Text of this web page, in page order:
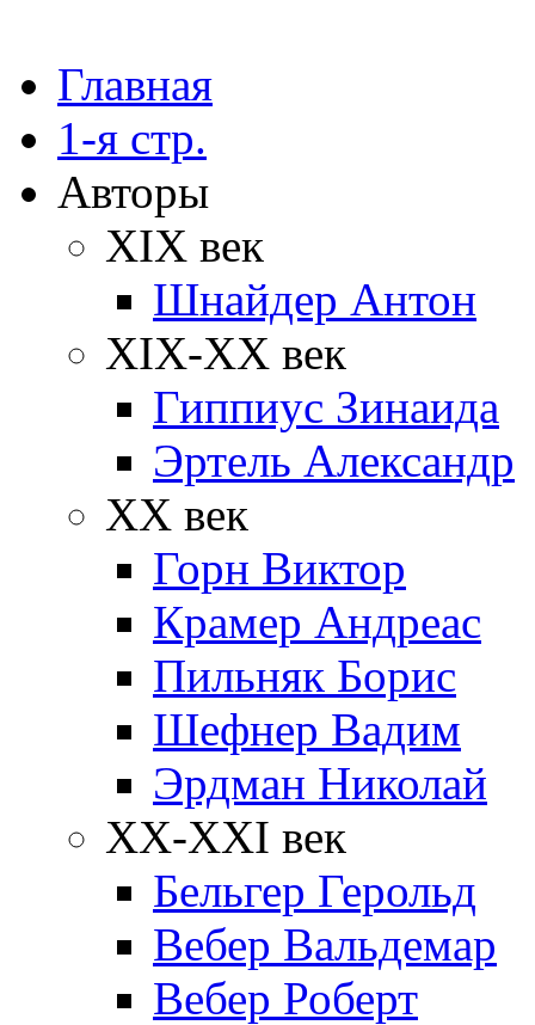
Главная
1-я стр.
Авторы
XIX век
Шнайдер Антон
XIX-XX век
Гиппиус Зинаида
Эртель Александр
XX век
Горн Виктор
Крамер Андреас
Пильняк Борис
Шефнер Вадим
Эрдман Николай
ХХ-XXI век
Бельгер Герольд
Вебер Вальдемар
Вебер Роберт